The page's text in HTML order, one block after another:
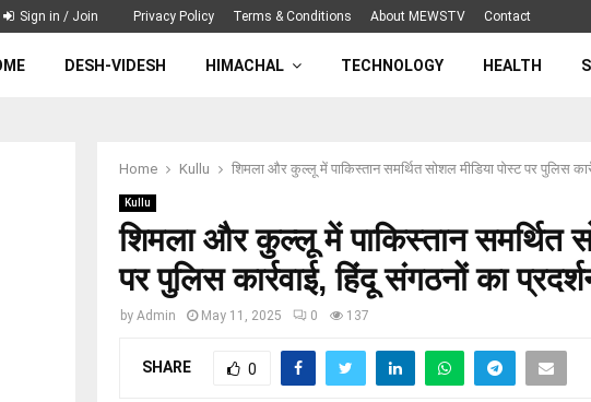
Sign in / Join Privacy Policy Terms & Conditions About MEWSTV Contact
DESH-VIDESH HIMACHAL TECHNOLOGY HEALTH
Home Kullu शिमला और कुल्लू में पाकिस्तान समर्थित सोशल मीडिया पोस्ट पर पुलिस
Kullu
शिमला और कुल्लू में पाकिस्तान समर्थित
पर पुलिस कार्रवाई, हिंदू संगठनों का
by Admin May 11, 2025 0 137
SHARE 0